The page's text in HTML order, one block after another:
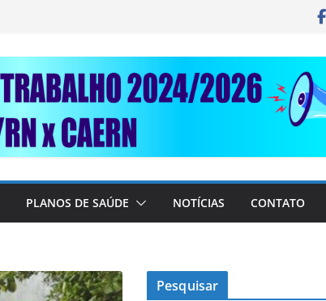
PLANOS DE SAÚDE NOTÍCIAS CONTATO
Pesquisar